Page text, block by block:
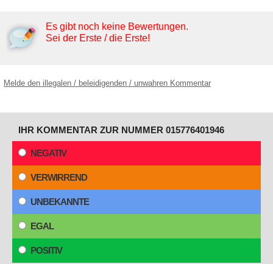
Es gibt noch keine Bewertungen.
Sei der Erste / die Erste!
Melde den illegalen / beleidigenden / unwahren Kommentar
IHR KOMMENTAR ZUR NUMMER 015776401946
NEGATIV
VERWIRREND
UNBEKANNTE
EGAL
POSITIV